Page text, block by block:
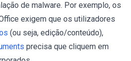
de malware. Por exemplo, os
exigem que os utilizadores
(ou seja, edição/conteúdo),
precisa que cliquem em